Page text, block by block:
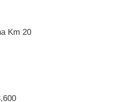
Km 20